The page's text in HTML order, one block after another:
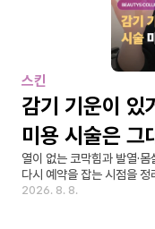
스킨
감기 기운이 있
미용 시술은 그
열이 없는 코막힘과 발열·
다시 예약을 잡는 시점을 정
2026. 8. 8.